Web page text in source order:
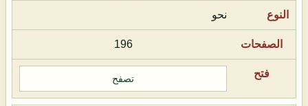
نحو
196
تصفح